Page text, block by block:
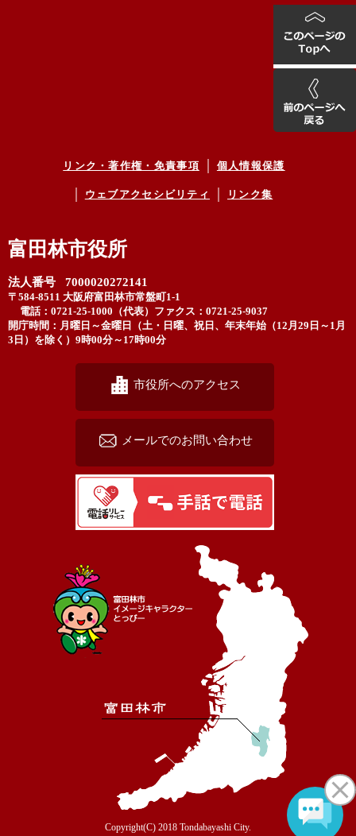
リンク・著作権・免責事項 個人情報保護
ウェブアクセシビリティ リンク集
富田林市役所
法人番号 7000020272141
〒584-8511 大阪府富田林市常盤町1-1
電話：0721-25-1000（代表） ファクス：0721-25-9037
開庁時間：月曜日～金曜日（土・日曜、祝日、年末年始（12月29日～1月
3日）を除く）9時00分～17時00分
市役所へのアクセス
メールでのお問い合わせ
Copyright(C) 2018 Tondabayashi City.